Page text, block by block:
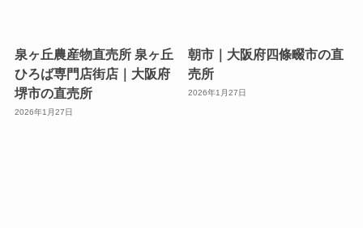
泉ヶ丘農産物直売所 泉ヶ丘
ひろば専門店街店｜大阪府
堺市の直売所
2026年1月27日
朝市｜大阪府四條畷市の直
売所
2026年1月27日